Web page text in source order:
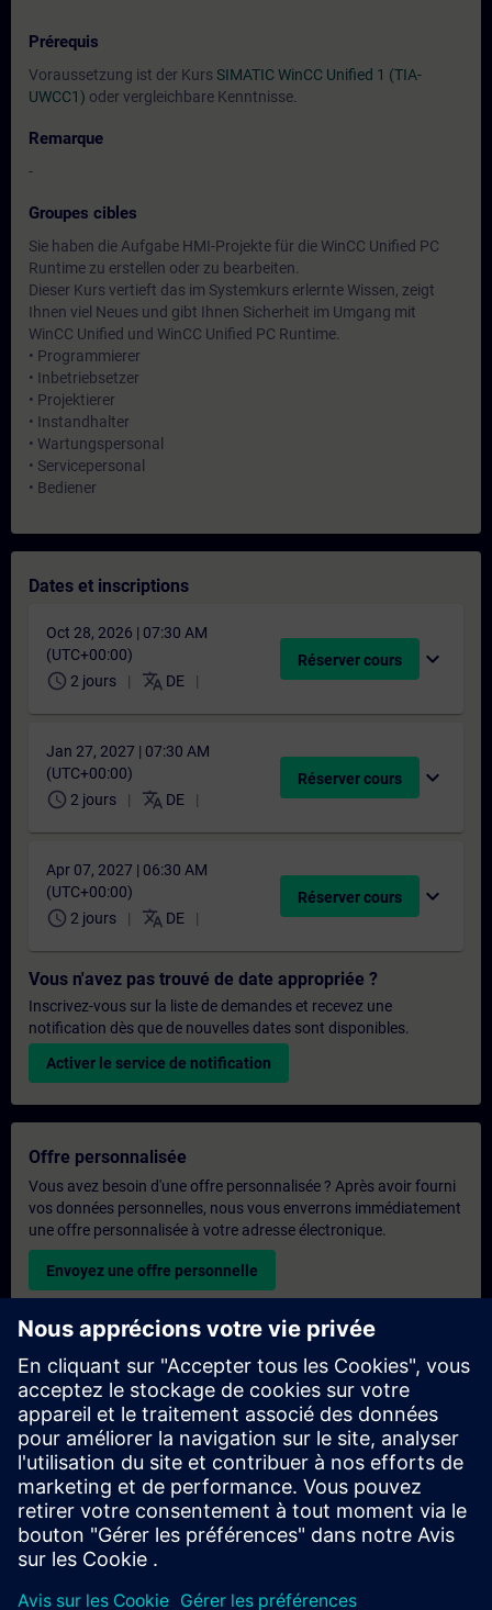
Prérequis
Voraussetzung ist der Kurs SIMATIC WinCC Unified 1 (TIA-
UWCC1) oder vergleichbare Kenntnisse.
Remarque
-
Groupes cibles
Sie haben die Aufgabe HMI-Projekte für die WinCC Unified PC
Runtime zu erstellen oder zu bearbeiten.
Dieser Kurs vertieft das im Systemkurs erlernte Wissen, zeigt
Ihnen viel Neues und gibt Ihnen Sicherheit im Umgang mit
WinCC Unified und WinCC Unified PC Runtime.
• Programmierer
• Inbetriebsetzer
• Projektierer
• Instandhalter
• Wartungspersonal
• Servicepersonal
• Bediener
Dates et inscriptions
Oct 28, 2026 | 07:30 AM
(UTC+00:00)
schedule 2 jours translate DE
Réserver cours expand_more
Jan 27, 2027 | 07:30 AM
(UTC+00:00)
schedule 2 jours translate DE
Réserver cours expand_more
Apr 07, 2027 | 06:30 AM
(UTC+00:00)
schedule 2 jours translate DE
Réserver cours expand_more
Vous n'avez pas trouvé de date appropriée ?
Inscrivez-vous sur la liste de demandes et recevez une
notification dès que de nouvelles dates sont disponibles.
Activer le service de notification
Offre personnalisée
Vous avez besoin d'une offre personnalisée ? Après avoir fourni
vos données personnelles, nous vous enverrons immédiatement
une offre personnalisée à votre adresse électronique.
Envoyez une offre personnelle
Demande de formation exclusive
Veuillez remplir le formulaire ci-dessous si vous souhaitez
obtenir un devis pour une formation exclusive, que ce soit sur
site, en ligne ou dans notre centre de formation SITRAIN. Ce
type de demande convient aux groupes plus importants (6
personnes ou plus). Après avoir fourni vos coordonnées et vos
besoins en matière de formation, vous recevrez un devis de
notre part.
Demander un devis exclusif